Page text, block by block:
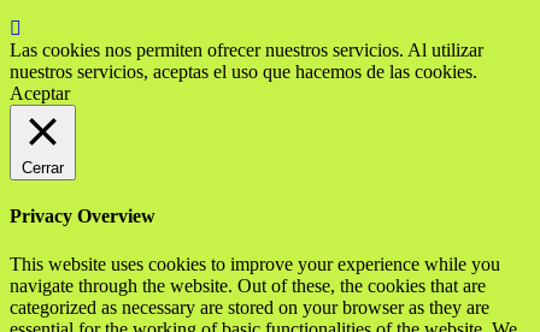
Las cookies nos permiten ofrecer nuestros servicios. Al utilizar
nuestros servicios, aceptas el uso que hacemos de las cookies.
Aceptar
Cerrar
Privacy Overview
This website uses cookies to improve your experience while you
navigate through the website. Out of these, the cookies that are
categorized as necessary are stored on your browser as they are